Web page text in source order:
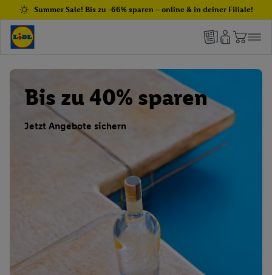
Summer Sale! Bis zu -66% sparen – online & in deiner Filiale!
Bis zu 40% sparen
Jetzt Angebote sichern